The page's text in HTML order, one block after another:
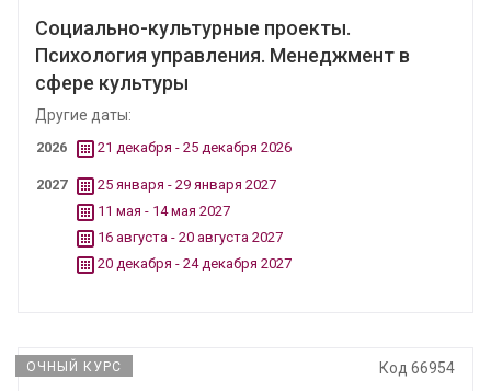
Социально-культурные проекты.
Психология управления. Менеджмент в
сфере культуры
Другие даты:
2026 21 декабря - 25 декабря 2026
2027
25 января - 29 января 2027
11 мая - 14 мая 2027
16 августа - 20 августа 2027
20 декабря - 24 декабря 2027
ОЧНЫЙ КУРС Код 66954